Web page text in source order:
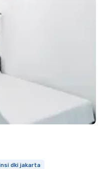
dki jakarta